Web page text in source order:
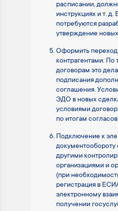
расписании,
инструкциях и т.
потребуются
утверждение
Оформить
контрагентами. По
договорам это
подписания
соглашения.
ЭДО в новых
условиями
по итогам
Подключение к
другими
организациями и
(при
регистрация в
электронному
получении